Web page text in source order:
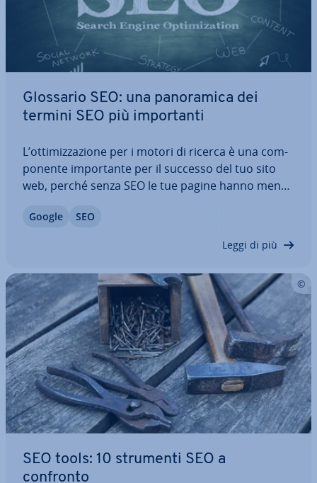
Glossario SEO: una pa­no­ra­mi­ca dei
termini SEO più im­por­tan­ti
L’ot­ti­miz­za­zio­ne per i motori di ricerca è una com­
po­nen­te im­por­tan­te per il successo del tuo sito
web, perché senza SEO le tue pagine hanno meno
altri motori di ricerca. Tuttavia, i numerosi termini
Google SEO
Leggi di più
SEO tools: 10 strumenti SEO a
confronto